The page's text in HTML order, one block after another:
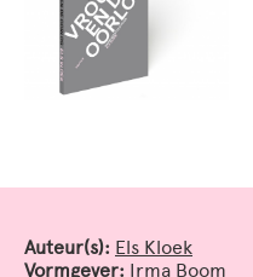
Auteur(s): Els Kloek
Vormgever: Irma Boom